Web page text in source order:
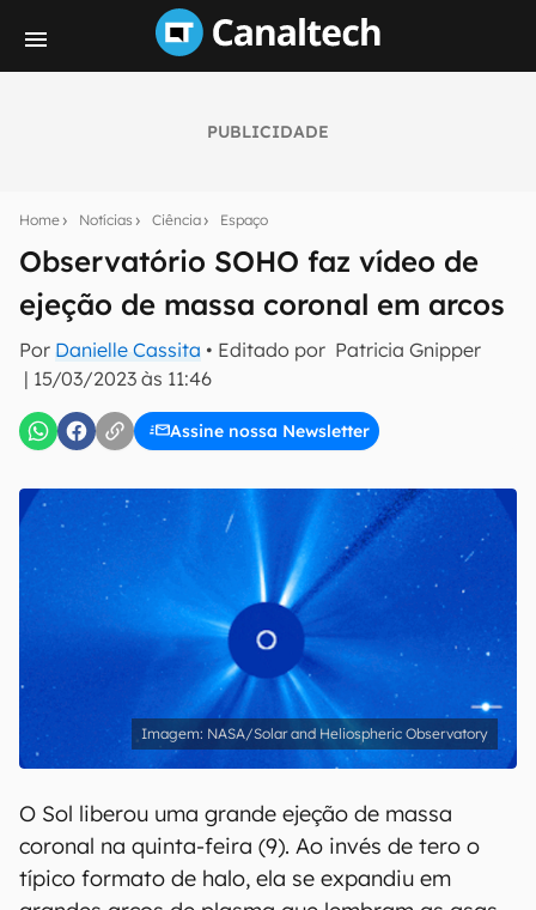
PUBLICIDADE
Home Notícias Ciência Espaço
Observatório SOHO faz vídeo de
ejeção de massa coronal em arcos
Por Danielle Cassita • Editado por Patricia Gnipper
| 15/03/2023 às 11:46
Assine nossa Newsletter
notícias e reviews sobre tecnologia em primeira
E-mail
Uso e Política de Privacidade do Canaltech.
NASA/Solar and Heliospheric Observatory
O Sol liberou uma grande ejeção de massa
coronal na quinta-feira (9). Ao invés de tero o
típico formato de halo, ela se expandiu em